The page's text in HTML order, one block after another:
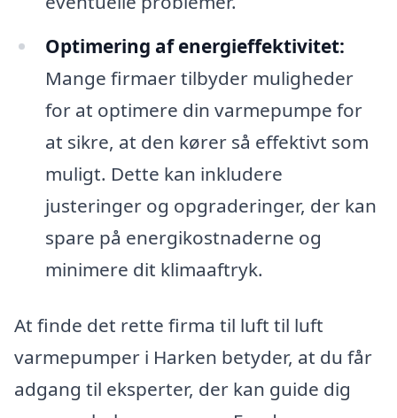
Optimering af energieffektivitet:
Mange firmaer tilbyder muligheder
for at optimere din varmepumpe for
at sikre, at den kører så effektivt som
muligt. Dette kan inkludere
justeringer og opgraderinger, der kan
spare på energikostnaderne og
minimere dit klimaaftryk.
At finde det rette firma til luft til luft
varmepumper i Harken betyder, at du får
adgang til eksperter, der kan guide dig